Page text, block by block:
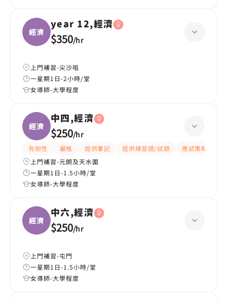
經濟
year 12,經濟
$350/hr
上門補習-尖沙咀
一星期1日-2小時/堂
女導師-大學程度
經濟
中四,經濟
$250/hr
有耐性 嚴格 提供筆記 提供練習題/試題 應試策略
上門補習-元朗及天水圍
一星期1日-1.5小時/堂
女導師-大學程度
經濟
中六,經濟
$250/hr
上門補習-屯門
一星期1日-1.5小時/堂
女導師-大學程度